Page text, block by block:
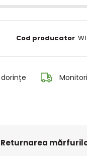
Cod producator:
Returnarea